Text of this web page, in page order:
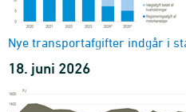
farlighed
branche og farlighed
2011-2023
Direkte og indirekte
anvendelse og farlighed
endelig anvendelse og farlighed
Nye transportafgifter indgår i
18. juni 2026